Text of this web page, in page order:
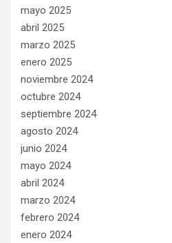
mayo 2025
abril 2025
marzo 2025
enero 2025
noviembre 2024
octubre 2024
septiembre 2024
agosto 2024
junio 2024
mayo 2024
abril 2024
marzo 2024
febrero 2024
enero 2024